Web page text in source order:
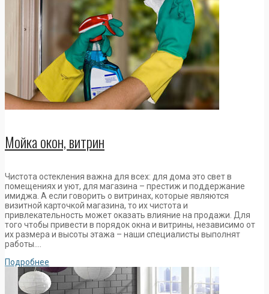
Мойка окон, витрин
Чистота остекления важна для всех: для дома это свет в
помещениях и уют, для магазина – престиж и поддержание
имиджа. А если говорить о витринах, которые являются
визитной карточкой магазина, то их чистота и
привлекательность может оказать влияние на продажи. Для
того чтобы привести в порядок окна и витрины, независимо от
их размера и высоты этажа – наши специалисты выполнят
работы….
Подробнее